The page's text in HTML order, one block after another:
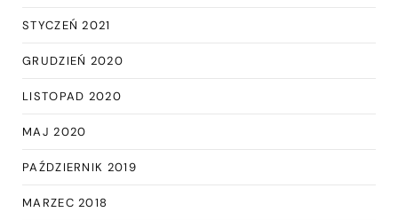
STYCZEŃ 2021
GRUDZIEŃ 2020
LISTOPAD 2020
MAJ 2020
PAŹDZIERNIK 2019
MARZEC 2018